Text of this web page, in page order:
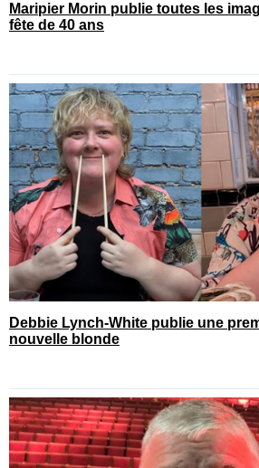
Maripier Morin publie toutes les
fête de 40 ans
Debbie Lynch-White publie une
nouvelle blonde